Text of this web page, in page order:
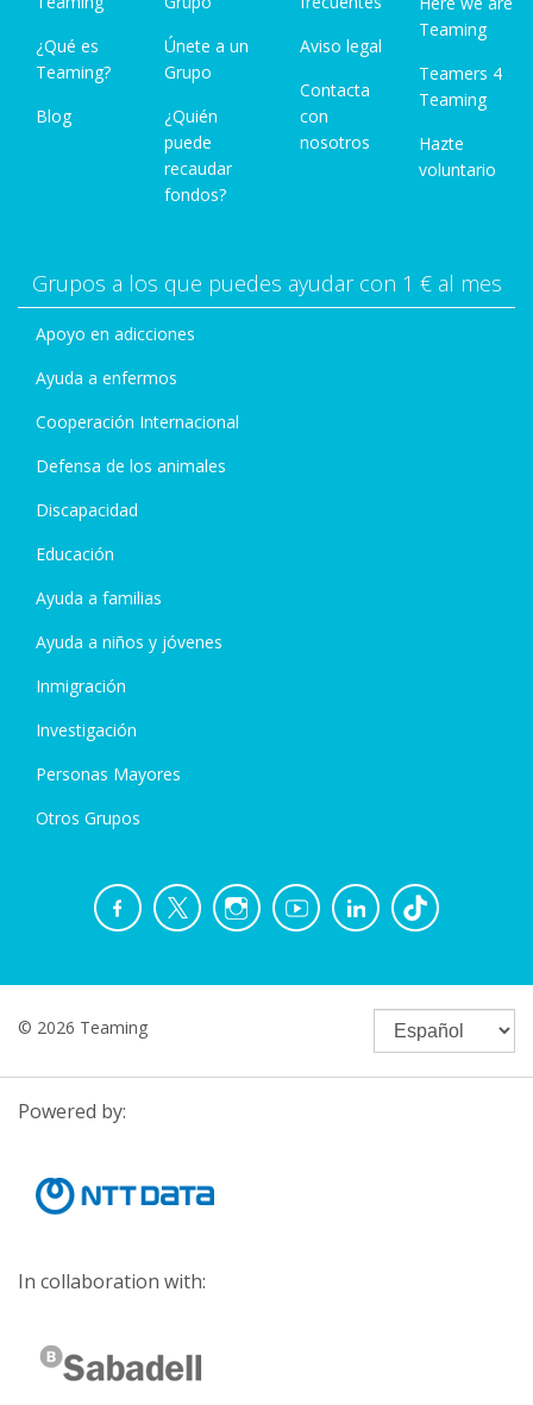
¿Qué es
Teaming?
Blog
Únete a un
Grupo
¿Quién
puede
recaudar
fondos?
Aviso legal
Contacta
con
nosotros
Teaming
Teamers 4
Teaming
Hazte
voluntario
Grupos a los que puedes ayudar con 1 € al mes
Apoyo en adicciones
Ayuda a enfermos
Cooperación Internacional
Defensa de los animales
Discapacidad
Educación
Ayuda a familias
Ayuda a niños y jóvenes
Inmigración
Investigación
Personas Mayores
Otros Grupos
© 2026 Teaming
Powered by:
In collaboration with: